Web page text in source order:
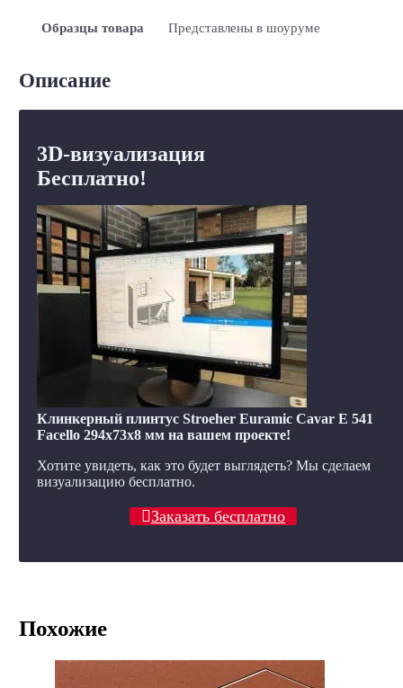
Образцы товара Представлены в шоуруме
Описание
3D-визуализация
Бесплатно!
Клинкерный плинтус Stroeher Euramic Cavar E 541
Facello 294х73х8 мм на вашем проекте!
Хотите увидеть, как это будет выглядеть? Мы сделаем
визуализацию бесплатно.
Заказать бесплатно
Похожие